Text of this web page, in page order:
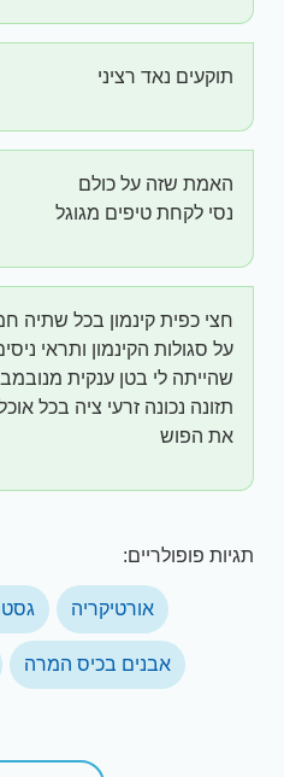
תוקעים נאד רציני
האמת שזה על כולם
נסי לקחת טיפים מגוגל
חצי כפית קינמון בכל שתיה
על סגולות הקינמון ותראי
שהייתה לי בטן ענקית
תזונה נכונה זרעי ציה בכל
את הפוש
תגיות פופולריים:
אורטיקריה
אבנים בכיס המרה